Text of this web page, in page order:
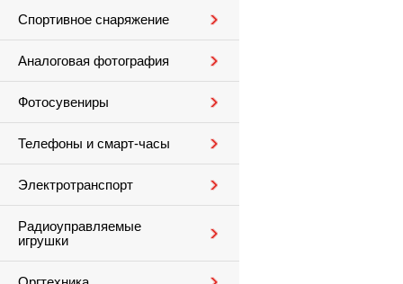
Спортивное снаряжение
Аналоговая фотография
Фотосувениры
Телефоны и смарт-часы
Электротранспорт
Радиоуправляемые
игрушки